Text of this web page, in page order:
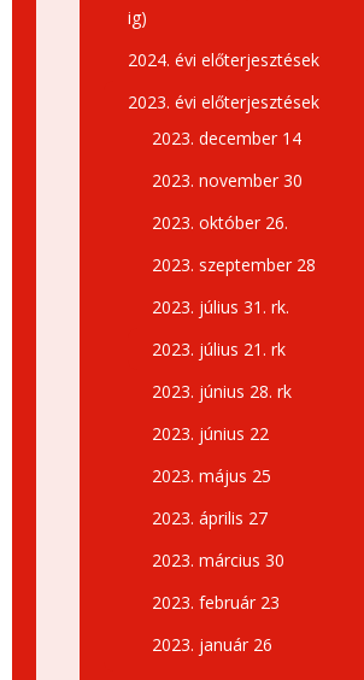
ig)
2024. évi előterjesztések
2023. évi előterjesztések
2023. december 14
2023. november 30
2023. október 26.
2023. szeptember 28
2023. július 31. rk.
2023. július 21. rk
2023. június 28. rk
2023. június 22
2023. május 25
2023. április 27
2023. március 30
2023. február 23
2023. január 26